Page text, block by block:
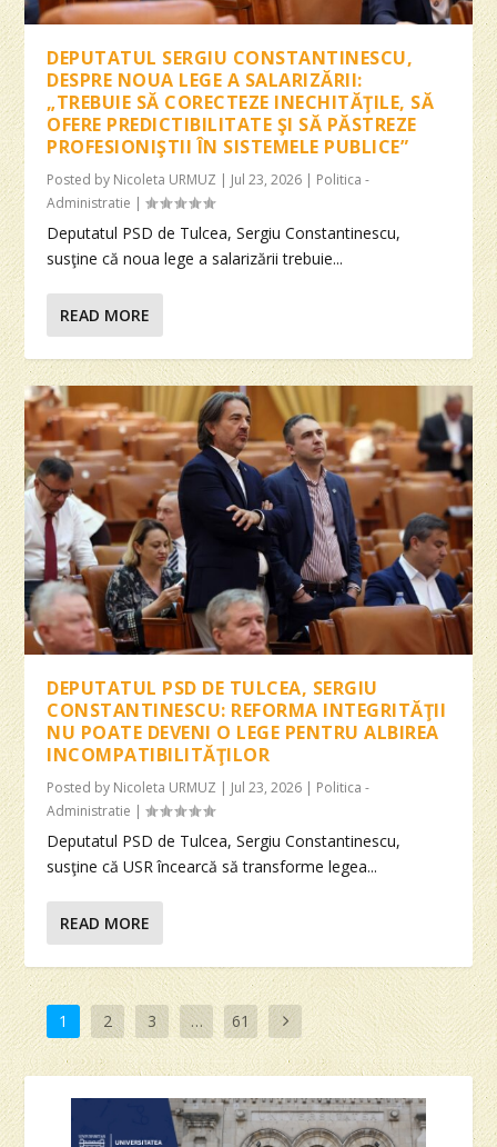
DEPUTATUL SERGIU CONSTANTINESCU,
DESPRE NOUA LEGE A SALARIZĂRII:
„TREBUIE SĂ CORECTEZE INECHITĂŢILE, SĂ
OFERE PREDICTIBILITATE ŞI SĂ PĂSTREZE
PROFESIONIŞTII ÎN SISTEMELE PUBLICE”
Posted by Nicoleta URMUZ | Jul 23, 2026 | Politica -
Administratie |
Deputatul PSD de Tulcea, Sergiu Constantinescu,
susţine că noua lege a salarizării trebuie...
READ MORE
DEPUTATUL PSD DE TULCEA, SERGIU
CONSTANTINESCU: REFORMA INTEGRITĂŢII
NU POATE DEVENI O LEGE PENTRU ALBIREA
INCOMPATIBILITĂŢILOR
Posted by Nicoleta URMUZ | Jul 23, 2026 | Politica -
Administratie |
Deputatul PSD de Tulcea, Sergiu Constantinescu,
susţine că USR încearcă să transforme legea...
READ MORE
1 2 3 … 61